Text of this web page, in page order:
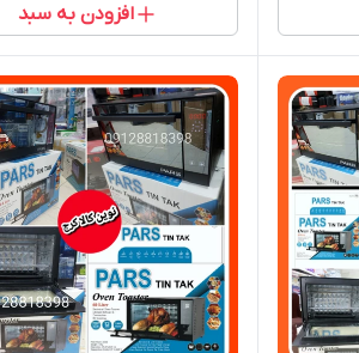
افزودن به سبد